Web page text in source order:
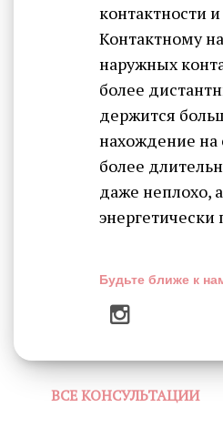
контактности
Контактному
наружных
более
держится
нахождение на
более
даже неплохо,
Будьте ближе к
ВСЕ КОНСУЛЬТАЦИИ